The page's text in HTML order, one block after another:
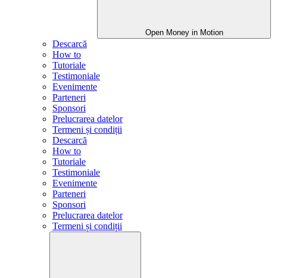
Open Money in Motion
Descarcă
How to
Tutoriale
Testimoniale
Evenimente
Parteneri
Sponsori
Prelucrarea datelor
Termeni și condiții
Descarcă
How to
Tutoriale
Testimoniale
Evenimente
Parteneri
Sponsori
Prelucrarea datelor
Termeni și condiții